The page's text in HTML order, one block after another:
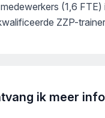
(1,6
ZZP-
ik meer